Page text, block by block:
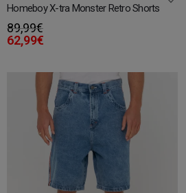
Homeboy X-tra Monster Retro Shorts
89,99€
62,99€